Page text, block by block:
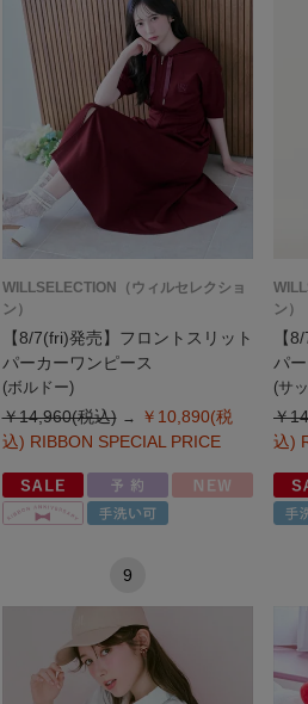
WILLSELECTION（ウィルセレクショ
ン）
【8/7(fri)発売】フロントスリット
パーカーワンピース
(ボルドー)
￥14,960(税込)
￥10,890(税
込) RIBBON SPECIAL PRICE
ン）
【
パ
(サ
￥
込)
9